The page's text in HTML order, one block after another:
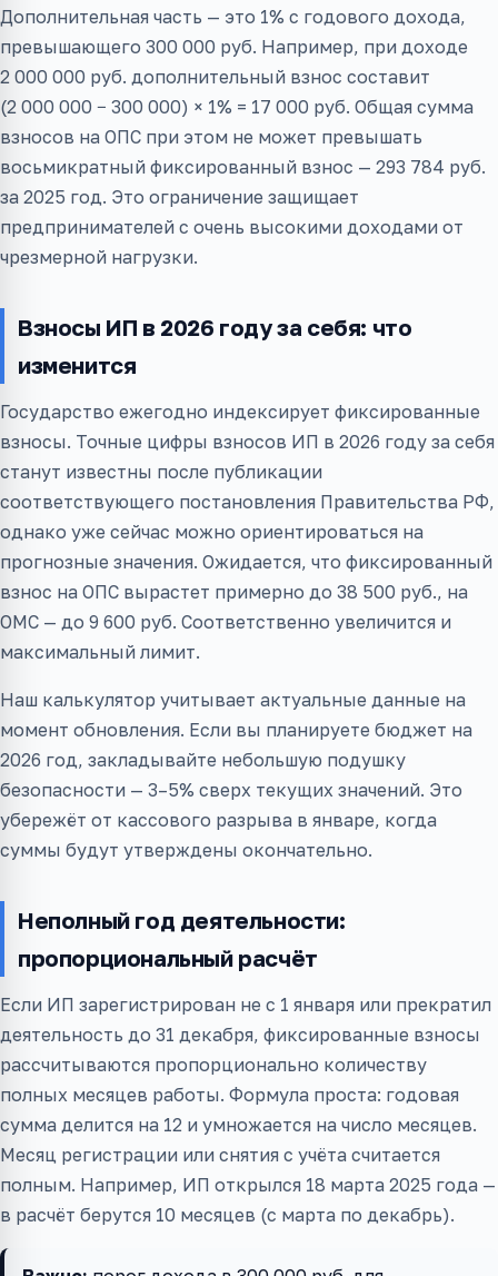
Дополнительная часть — это 1% с годового дохода,
превышающего 300 000 руб. Например, при доходе
2 000 000 руб. дополнительный взнос составит
(2 000 000 − 300 000) × 1% = 17 000 руб. Общая сумма
взносов на ОПС при этом не может превышать
восьмикратный фиксированный взнос — 293 784 руб.
за 2025 год. Это ограничение защищает
предпринимателей с очень высокими доходами от
чрезмерной нагрузки.
Взносы ИП в 2026 году за себя: что
изменится
Государство ежегодно индексирует фиксированные
взносы. Точные цифры взносов ИП в 2026 году за себя
станут известны после публикации
соответствующего постановления Правительства РФ,
однако уже сейчас можно ориентироваться на
прогнозные значения. Ожидается, что фиксированный
взнос на ОПС вырастет примерно до 38 500 руб., на
ОМС — до 9 600 руб. Соответственно увеличится и
максимальный лимит.
Наш калькулятор учитывает актуальные данные на
момент обновления. Если вы планируете бюджет на
2026 год, закладывайте небольшую подушку
безопасности — 3–5% сверх текущих значений. Это
убережёт от кассового разрыва в январе, когда
суммы будут утверждены окончательно.
Неполный год деятельности:
пропорциональный расчёт
Если ИП зарегистрирован не с 1 января или прекратил
деятельность до 31 декабря, фиксированные взносы
рассчитываются пропорционально количеству
полных месяцев работы. Формула проста: годовая
сумма делится на 12 и умножается на число месяцев.
Месяц регистрации или снятия с учёта считается
полным. Например, ИП открылся 18 марта 2025 года —
в расчёт берутся 10 месяцев (с марта по декабрь).